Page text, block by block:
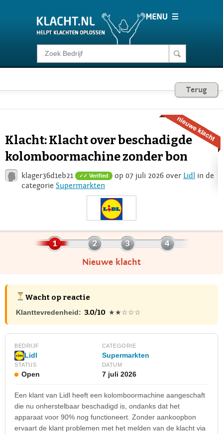
Klacht melden
Consumentenrecht
Voor Bedrijven
Login
Terug
Klacht: Klacht over beschadigde
kolomboormachine zonder bon
klager36d1eb21 ✓ Verified op 07 juli 2026 over Lidl in de
categorie Supermarkten
Nieuwe klacht
Wacht op reactie
Klanttevredenheid: 3.0/10 ★★☆☆☆
BEDRIJF
Lidl
CATEGORIE
Supermarkten
STATUS
Open
DATUM
7 juli 2026
Een klant van Lidl heeft een kolomboormachine aangeschaft
die nu onherstelbaar beschadigd is, ondanks dat het
apparaat voor 90% nog functioneert. Zonder aankoopbon
ervaart de klant problemen met het melden van de klacht via